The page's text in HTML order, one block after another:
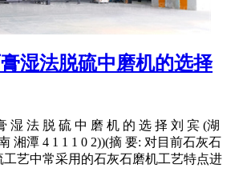
湿法脱硫中磨机的选择
湿 法 脱 硫 中 磨 机 的 选 择 刘 宾 (湖
湘潭 4 1 1 1 0 2))(摘 要: 对目前石灰石
艺中常采用的石灰石磨机工艺特点进